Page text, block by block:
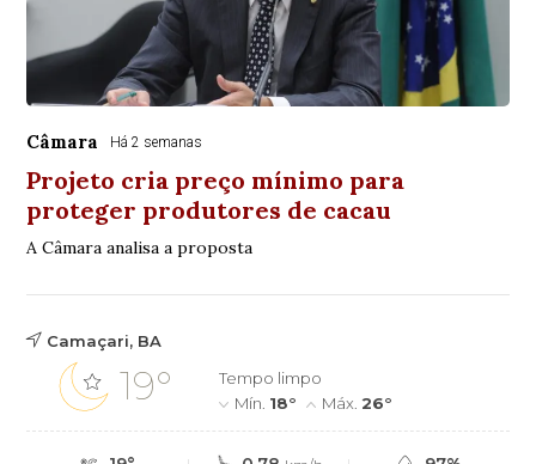
Câmara Há 2 semanas
Projeto cria preço mínimo para
proteger produtores de cacau
A Câmara analisa a proposta
Camaçari, BA
19°
Tempo limpo
Mín. 18° Máx.26°